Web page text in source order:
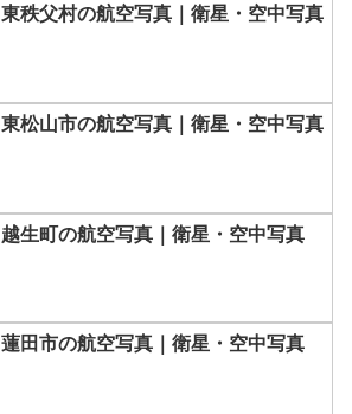
東秩父村の航空写真｜衛星・空中写真
東松山市の航空写真｜衛星・空中写真
越生町の航空写真｜衛星・空中写真
蓮田市の航空写真｜衛星・空中写真